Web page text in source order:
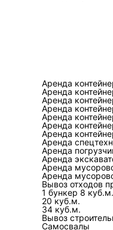
Аренда
Аренда
Аренда
Аренда
Аренда
Аренда
Аренда
Аренда
Аренда
Аренда
Аренда
Аренда
Вывоз отходов
1 бункер 8 куб.м.
20 куб.м.
34 куб.м.
Вывоз
Самосвалы